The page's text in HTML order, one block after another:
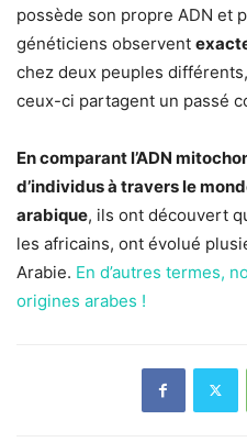
possède son propre ADN et
généticiens observent
chez deux peuples
ceux-ci partagent un passé
En comparant l’ADN
d’individus à travers le
arabique, ils ont découvert
les africains, ont évolué
Arabie. En d’autres termes,
origines arabes !